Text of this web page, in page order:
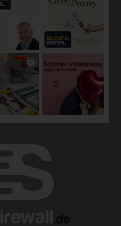
der Mitgliedstaaten
Daten erhalten,
oder juristische Person,
andere Stelle außer der
Verantwortlichen, dem
Personen, die unter der
des Verantwortlichen oder